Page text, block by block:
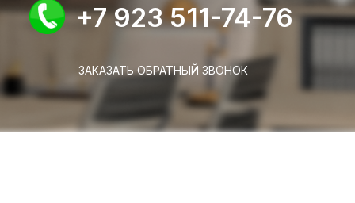
+7 923 511-74-76
ЗАКАЗАТЬ ОБРАТНЫЙ ЗВОНОК